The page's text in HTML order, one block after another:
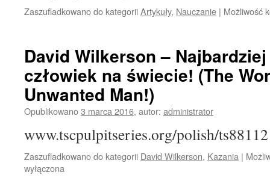
Zaszufladkowano do kategoriiArtykuły, Nauczanie | Możliwość
David Wilkerson –
człowiek na świecie! (The
Unwanted Man!)
Opublikowano3 marca 2016, autor: administrator
www.tscpulpitseries.org/polish/
Zaszufladkowano do kategorii David Wilkerson, Kazania |
wyłączona